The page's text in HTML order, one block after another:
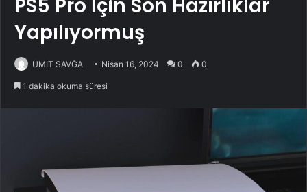
PS5 Pro İçin Son Hazırlıklar
Yapılıyormuş
ÜMİT SAVĞA Nisan 16, 2024 0 0
1 dakika okuma süresi